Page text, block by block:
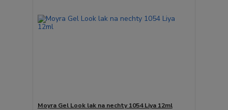
Moyra Gel Look lak na nechty 1054 Liya 12ml